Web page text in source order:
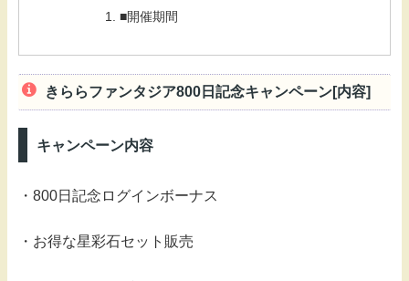
■開催期間
きららファンタジア800日記念キャンペーン[内容]
キャンペーン内容
・800日記念ログインボーナス
・お得な星彩石セット販売